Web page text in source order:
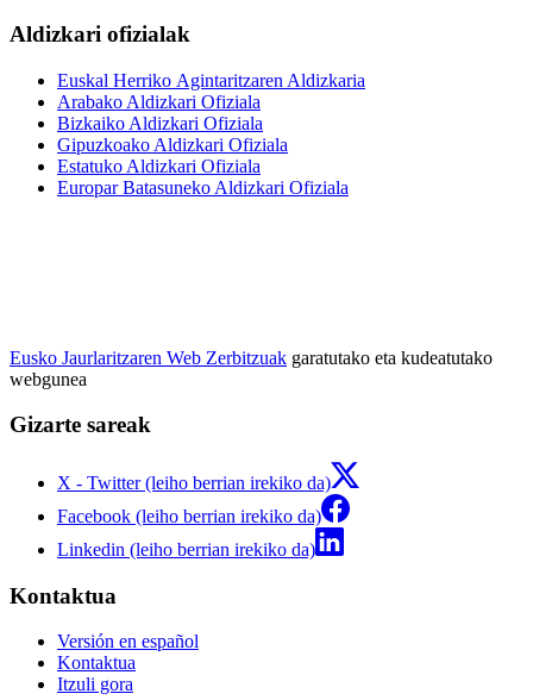
Aldizkari ofizialak
Euskal Herriko Agintaritzaren Aldizkaria
Arabako Aldizkari Ofiziala
Bizkaiko Aldizkari Ofiziala
Gipuzkoako Aldizkari Ofiziala
Estatuko Aldizkari Ofiziala
Europar Batasuneko Aldizkari Ofiziala
Eusko Jaurlaritzaren Web Zerbitzuak garatutako eta kudeatutako
webgunea
Gizarte sareak
X - Twitter (leiho berrian irekiko da)
Facebook (leiho berrian irekiko da)
Linkedin (leiho berrian irekiko da)
Kontaktua
Versión en español
Kontaktua
Itzuli gora